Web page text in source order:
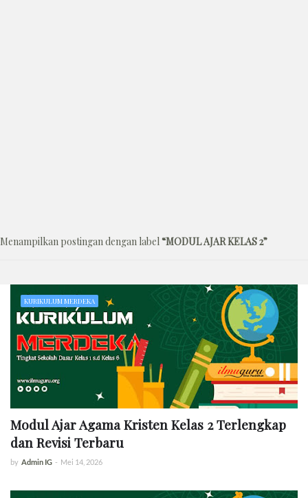
Menampilkan postingan dengan label MODUL AJAR KELAS 2
KURIKULUM MERDEKA
Modul Ajar Agama Kristen Kelas 2 Terlengkap
dan Revisi Terbaru
by Admin IG - Mei 14, 2026